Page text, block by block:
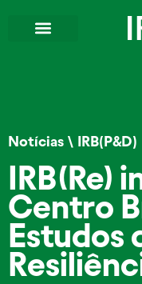
Notícias \ IRB(P&D)
IRB(Re)
Centro
Estudos